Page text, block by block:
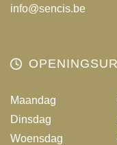
info@sencis.be
Maandag
Dinsdag
Woensdag